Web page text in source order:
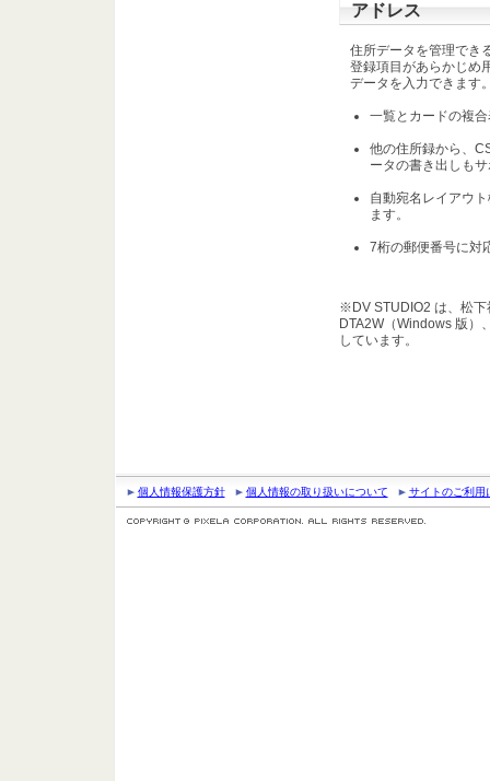
アドレス
住所データを管理でき
登録項目があらかじめ
データを入力できます
一覧とカードの複
他の住所録から、
ータの書き出しも
自動宛名レイアウ
ます。
7桁の郵便番号に対
※DV STUDIO2 は、松下
DTA2W（Windows 版）
しています。
個人情報保護方針 個人情報の取り扱いについて サイトのご利用